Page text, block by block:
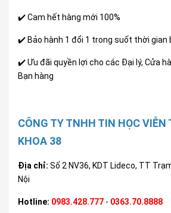
✔️ Cam hết hàng mới 100%
✔️ Bảo hành 1 đổi 1 trong suốt thời gian
✔️ Ưu đãi quyền lợi cho các Đại lý, Cửa
Bạn hàng
CÔNG TY TNHH TIN HỌC VIỄN
KHOA 38
Địa chỉ: Số 2 NV36, KDT Lideco, TT
Nội
Hotline: 0983.428.777 - 0363.70.8888